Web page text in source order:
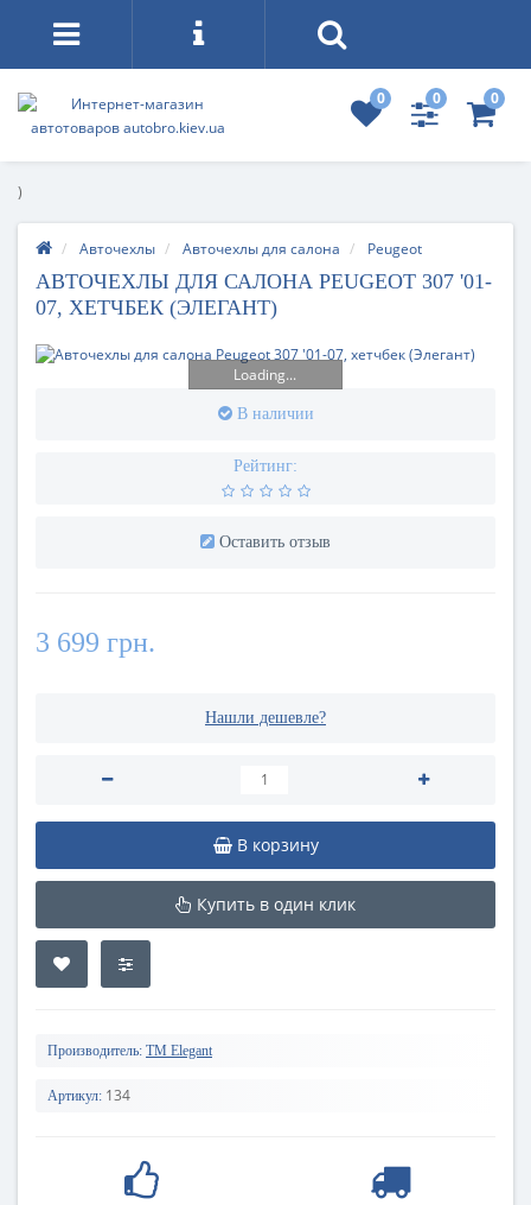
0 0 0
)
Авточехлы Авточехлы для салона Peugeot
АВТОЧЕХЛЫ ДЛЯ САЛОНА PEUGEOT 307 '01-
07, ХЕТЧБЕК (ЭЛЕГАНТ)
Loading...
В наличии
Рейтинг:
Оставить отзыв
3 699 грн.
Нашли дешевле?
В корзину
Купить в один клик
Производитель: TM Elegant
Артикул: 134